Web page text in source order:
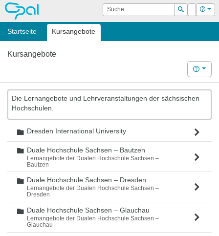
OPAL Suche
Suchen
Login Hilfe
Startseite Kursangebote
Kursangebote
Hilfe
Die Lernangebote und Lehrveranstaltungen der sächsischen
Hochschulen.
Ordner
Dresden International University
Ordner
Duale Hochschule Sachsen – Bautzen
Lernangebote der Dualen Hochschule Sachsen –
Bautzen
Ordner
Duale Hochschule Sachsen – Dresden
Lernangebote der Dualen Hochschule Sachsen –
Dresden
Ordner
Duale Hochschule Sachsen – Glauchau
Lernangebote der Dualen Hochschule Sachsen –
Glauchau